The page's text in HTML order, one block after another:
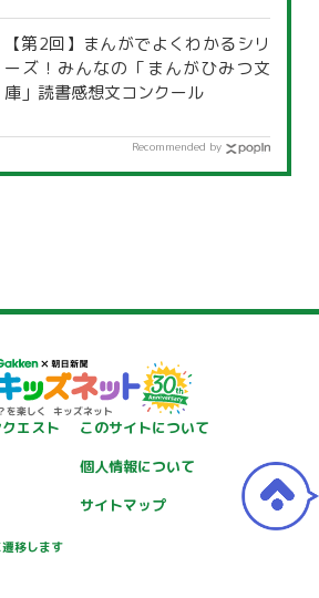
【第2回】まんがでよくわかるシリ
ーズ！みんなの「まんがひみつ文
庫」読書感想文コンクール
Recommended by
エスト
このサイトについて
個人情報について
移します
サイトマップ